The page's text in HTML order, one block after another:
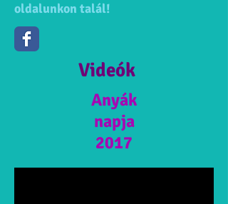
oldalunkon talál!
Videók
Anyák
napja
2017